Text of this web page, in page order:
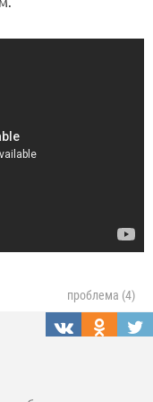
проблема (4)